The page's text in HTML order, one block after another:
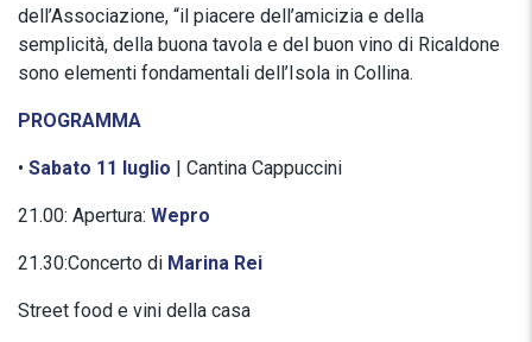
dell’Associazione, “il piacere dell’amicizia e della
semplicità, della buona tavola e del buon vino di Ricaldone
sono elementi fondamentali dell’Isola in Collina.
PROGRAMMA
• Sabato 11 luglio | Cantina Cappuccini
21.00: Apertura: Wepro
21.30:Concerto di Marina Rei
Street food e vini della casa